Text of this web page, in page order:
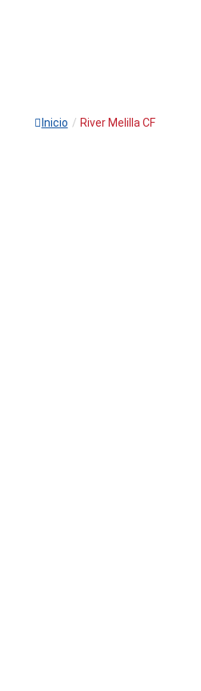
Inicio / River Melilla CF